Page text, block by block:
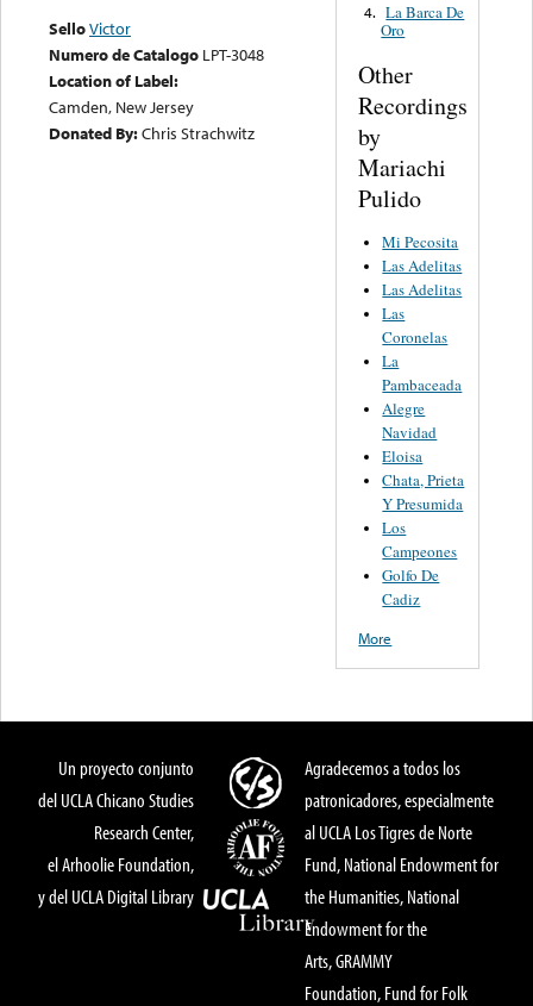
SelloVictor
Numero de Catalogo LPT-3048
Location of Label:
Camden, New Jersey
Donated By:Chris Strachwitz
4. La Barca De
Oro
Other
Recordings
by
Mariachi
Pulido
Mi Pecosita
Las Adelitas
Las Adelitas
Las
Coronelas
La
Pambaceada
Alegre
Navidad
Eloisa
Chata, Prieta
Y Presumida
Los
Campeones
Golfo De
Cadiz
More
Un proyecto conjunto
del UCLA Chicano Studies
Research Center,
el Arhoolie Foundation,
y del UCLA Digital Library
Agradecemos a todos los
patronicadores, especialmente
al UCLA Los Tigres de Norte
Fund, National Endowment for
the Humanities, National
Endowment for the
Arts, GRAMMY
Foundation, Fund for Folk